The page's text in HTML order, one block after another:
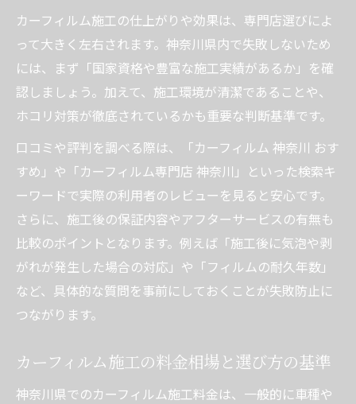
カーフィルム施工の仕上がりや効果は、専門店選びによ
って大きく左右されます。神奈川県内で失敗しないため
には、まず「国家資格や豊富な施工実績があるか」を確
認しましょう。加えて、施工環境が清潔であることや、
ホコリ対策が徹底されているかも重要な判断基準です。
口コミや評判を調べる際は、「カーフィルム 神奈川 おす
すめ」や「カーフィルム専門店 神奈川」といった検索キ
ーワードで実際の利用者のレビューを見ると安心です。
さらに、施工後の保証内容やアフターサービスの有無も
比較のポイントとなります。例えば「施工後に気泡や剥
がれが発生した場合の対応」や「フィルムの耐久年数」
など、具体的な質問を事前にしておくことが失敗防止に
つながります。
カーフィルム施工の料金相場と選び方の基準
神奈川県でのカーフィルム施工料金は、一般的に車種や